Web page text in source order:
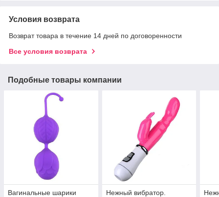
Условия возврата
Возврат товара в течение 14 дней по договоренности
Все условия возврата
Подобные товары компании
Вагинальные шарики
Нежный вибратор.